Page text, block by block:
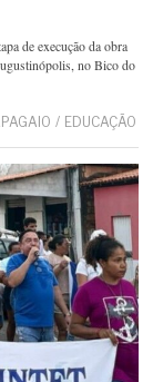
de execução da obra
no Bico do
/ EDUCAÇÃO